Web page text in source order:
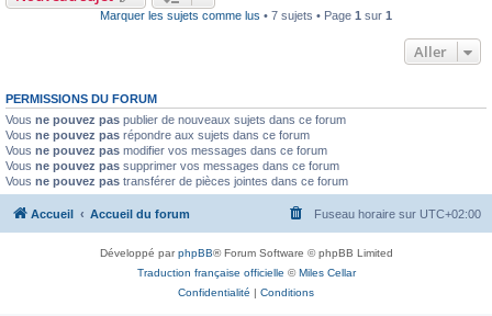
Marquer les sujets comme lus • 7 sujets • Page 1 sur 1
Aller
PERMISSIONS DU FORUM
Vous ne pouvez pas publier de nouveaux sujets dans ce forum
Vous ne pouvez pas répondre aux sujets dans ce forum
Vous ne pouvez pas modifier vos messages dans ce forum
Vous ne pouvez pas supprimer vos messages dans ce forum
Vous ne pouvez pas transférer de pièces jointes dans ce forum
Accueil Accueil du forum Fuseau horaire sur UTC+02:00
Développé parphpBB® Forum Software © phpBB Limited
Traduction française officielle ©Miles Cellar
Confidentialité | Conditions